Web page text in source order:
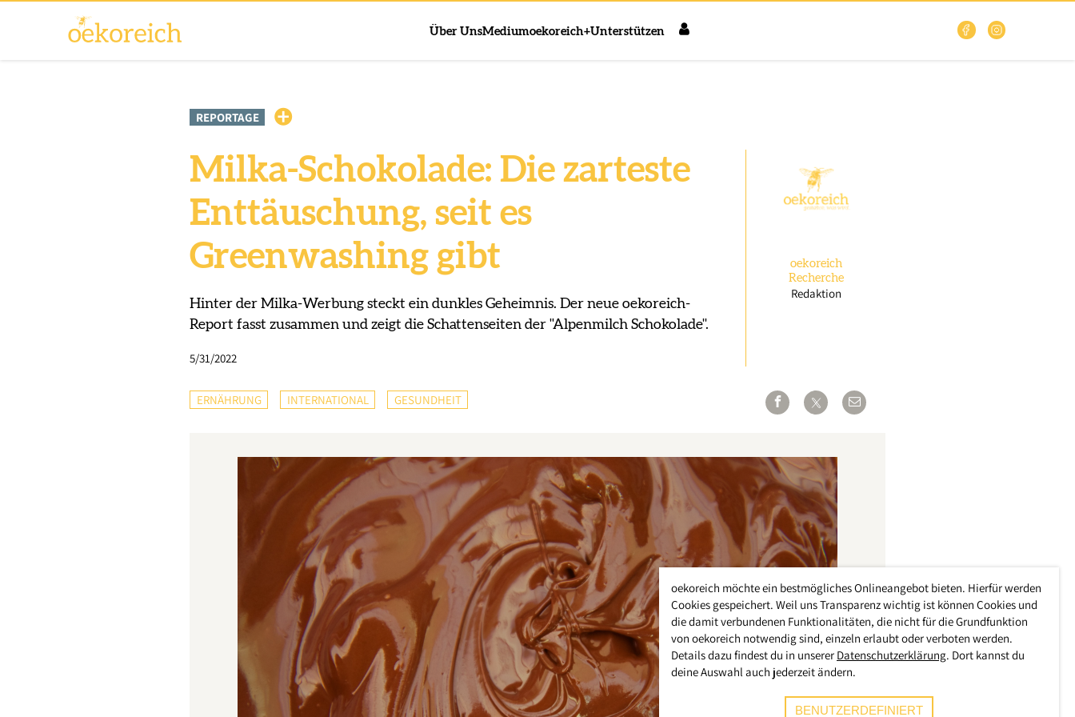
Über UnsMediumoekoreich+Unterstützen
REPORTAGE
Milka-Schokolade: Die zarteste
Enttäuschung, seit es
Greenwashing gibt
Hinter der Milka-Werbung steckt ein dunkles Geheimnis. Der neue oekoreich-
Report fasst zusammen und zeigt die Schattenseiten der "Alpenmilch Schokolade".
5/31/2022
oekoreich
Recherche
Redaktion
ERNÄHRUNG INTERNATIONAL GESUNDHEIT
oekoreich möchte ein bestmögliches Onlineangebot bieten. Hierfür werden
Cookies gespeichert. Weil uns Transparenz wichtig ist können Cookies und
die damit verbundenen Funktionalitäten, die nicht für die Grundfunktion
von oekoreich notwendig sind, einzeln erlaubt oder verboten werden.
Details dazu findest du in unserer Datenschutzerklärung. Dort kannst du
deine Auswahl auch jederzeit ändern.
BENUTZERDEFINIERT